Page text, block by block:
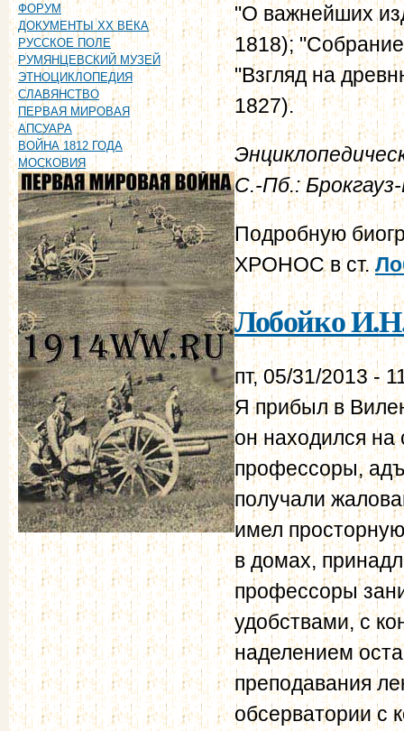
ФОРУМ
ДОКУМЕНТЫ XX ВЕКА
РУССКОЕ ПОЛЕ
РУМЯНЦЕВСКИЙ МУЗЕЙ
ЭТНОЦИКЛОПЕДИЯ
СЛАВЯНСТВО
ПЕРВАЯ МИРОВАЯ
АПСУАРА
ВОЙНА 1812 ГОДА
МОСКОВИЯ
"О важнейших
1818);
"Взгляд на
1827).
С.-Пб.:
Подробную
ХРОНОС в ст.
Лобойко
пт, 05/31/2013 -
Я прибыл в
он находился на
профессоры,
получали
имел
в домах,
профессоры
удобствами, с
наделением
преподавания
обсерватории с